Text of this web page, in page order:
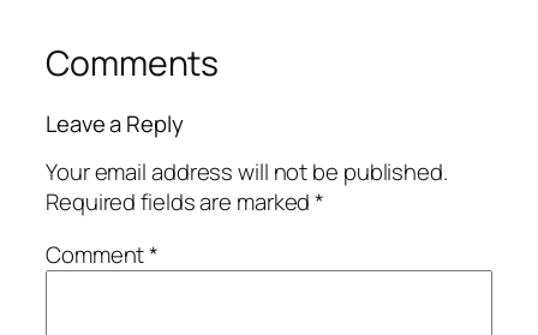
Comments
Leave a Reply
Your email address will not be published.
Required fields are marked*
Comment*